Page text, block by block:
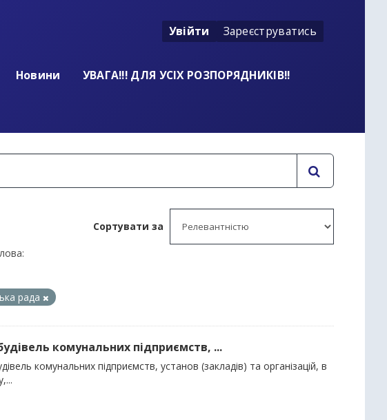
Увійти Зареєструватись
Новини
УВАГА!!! ДЛЯ УСІХ РОЗПОРЯДНИКІВ!!
Сортувати за
рада
комунальних підприємств, ...
комунальних підприємств, установ (закладів) та організацій, в